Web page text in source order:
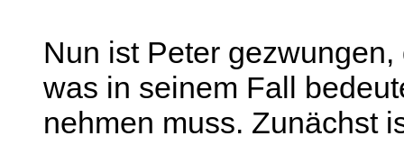
Nun ist Peter
was in seinem Fall
nehmen muss. Zunächst